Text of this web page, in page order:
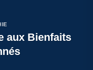
aux Bienfaits